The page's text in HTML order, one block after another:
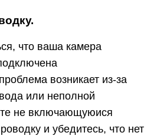
что ваша камера
возникает из-за
или неполной
не включающуюися
и убедитесь, что нет